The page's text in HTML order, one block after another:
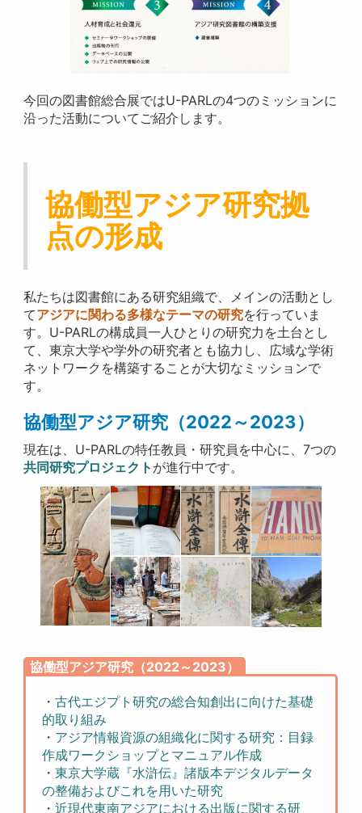
今回の図書館総合展ではU-PARLの4つのミッションに
沿った活動についてご紹介します。
協働型アジア研究拠
点の形成
私たちは図書館にある研究組織で、メインの活動とし
てアジアに関わる多様なテーマの研究を行っていま
す。U-PARLの構成員一人ひとりの研究力を土台とし
て、東京大学や学外の研究者とも協力し、広域な学術
ネットワークを構築することが大切なミッションで
す。
協働型アジア研究（2022～2023）
現在は、U-PARLの特任教員・研究員を中心に、7つの
共同研究プロジェクト が進行中です。
協働型アジア研究（2022～2023）
・古代エジプト研究の総合知創出に向けた基礎
的取り組み
・ アジア情報資源の組織化に関する研究：目録
作成ワークショップとマニュアル作成
・東京大学蔵『水滸伝』諸版本デジタルデータ
の整備およびこれを用いた研究
・近現代東南アジアにおける出版に関する研